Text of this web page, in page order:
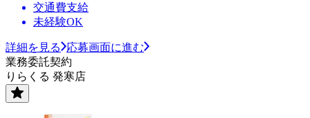
交通費支給
未経験OK
詳細を見る
応募画面に進む
業務委託契約
りらくる 発寒店